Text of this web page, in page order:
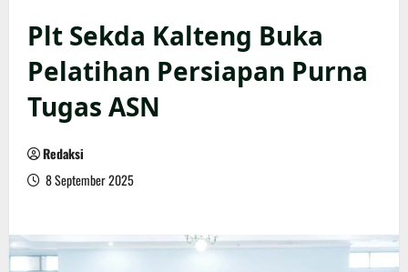
Plt Sekda Kalteng Buka
Pelatihan Persiapan Purna
Tugas ASN
Redaksi
8 September 2025